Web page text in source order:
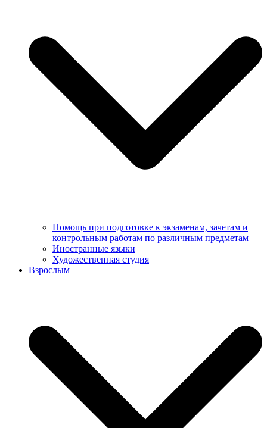
Помощь при подготовке к экзаменам, зачетам и
контрольным работам по различным предметам
Иностранные языки
Художественная студия
Взрослым